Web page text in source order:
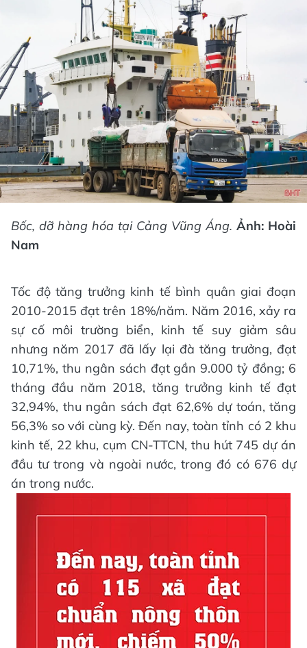
Bốc, dỡ hàng hóa tại Cảng Vũng Áng. Ảnh: Hoài
Nam
Tốc độ tăng trưởng kinh tế bình quân giai đoạn
2010-2015 đạt trên 18%/năm. Năm 2016, xảy ra
sự cố môi trường biển, kinh tế suy giảm sâu
nhưng năm 2017 đã lấy lại đà tăng trưởng, đạt
10,71%, thu ngân sách đạt gần 9.000 tỷ đồng; 6
tháng đầu năm 2018, tăng trưởng kinh tế đạt
32,94%, thu ngân sách đạt 62,6% dự toán, tăng
56,3% so với cùng kỳ. Đến nay, toàn tỉnh có 2 khu
kinh tế, 22 khu, cụm CN-TTCN, thu hút 745 dự án
đầu tư trong và ngoài nước, trong đó có 676 dự
án trong nước.